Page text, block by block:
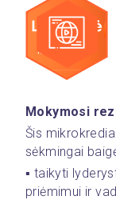
Mokymosi
Šis
sėkmingai
▪️ taikyti
priėmimui ir